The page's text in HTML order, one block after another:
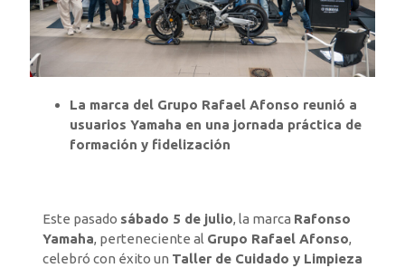
La marca del Grupo Rafael Afonso reunió a
usuarios Yamaha en una jornada práctica de
formación y fidelización
Este pasado sábado 5 de julio, la marca Rafonso
Yamaha, perteneciente al Grupo Rafael Afonso,
celebró con éxito un Taller de Cuidado y Limpieza